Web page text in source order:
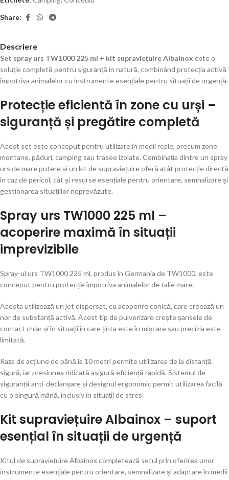
Share:
Descriere
Set spray urs TW1000 225 ml + kit supraviețuire Albainox este o
soluție completă pentru siguranță în natură, combinând protecția activă
împotriva animalelor cu instrumente esențiale pentru situații de urgență.
Protecție eficientă în zone cu urși –
siguranță și pregătire completă
Acest set este conceput pentru utilizare în medii reale, precum zone
montane, păduri, camping sau trasee izolate. Combinația dintre un spray
urs de mare putere și un kit de supraviețuire oferă atât protecție directă
în caz de pericol, cât și resurse esențiale pentru orientare, semnalizare și
gestionarea situațiilor neprevăzute.
Spray urs TW1000 225 ml –
acoperire maximă în situații
imprevizibile
Spray-ul urs TW1000 225 ml, produs în Germania de TW1000, este
conceput pentru protecție împotriva animalelor de talie mare.
Acesta utilizează un jet dispersat, cu acoperire conică, care creează un
nor de substanță activă. Acest tip de pulverizare crește șansele de
contact chiar și în situații în care ținta este în mișcare sau precizia este
limitată.
Raza de acțiune de până la 10 metri permite utilizarea de la distanță
sigură, iar presiunea ridicată asigură eficiență rapidă. Sistemul de
siguranță anti-declanșare și designul ergonomic permit utilizarea facilă
cu o singură mână, inclusiv în situații de stres.
Kit supraviețuire Albainox – suport
esențial în situații de urgență
Kitul de supraviețuire Albainox completează setul prin oferirea unor
instrumente esențiale pentru orientare, semnalizare și adaptare în medii